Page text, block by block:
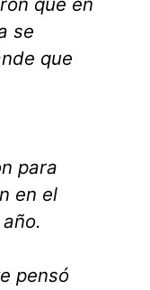
se
que
para
en el
pensó